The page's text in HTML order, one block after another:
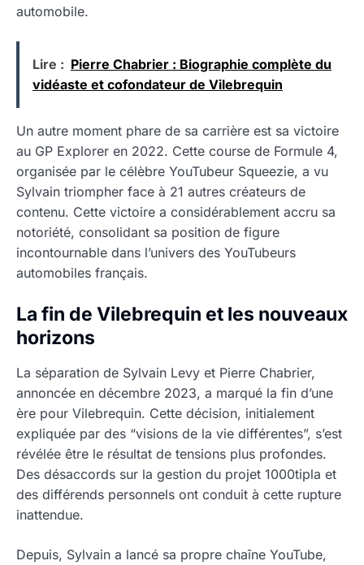
automobile.
Lire : Pierre Chabrier : Biographie complète du
vidéaste et cofondateur de Vilebrequin
Un autre moment phare de sa carrière est sa victoire
au GP Explorer en 2022. Cette course de Formule 4,
organisée par le célèbre YouTubeur Squeezie, a vu
Sylvain triompher face à 21 autres créateurs de
contenu. Cette victoire a considérablement accru sa
notoriété, consolidant sa position de figure
incontournable dans l’univers des YouTubeurs
automobiles français.
La fin de Vilebrequin et les nouveaux
horizons
La séparation de Sylvain Levy et Pierre Chabrier,
annoncée en décembre 2023, a marqué la fin d’une
ère pour Vilebrequin. Cette décision, initialement
expliquée par des “visions de la vie différentes”, s’est
révélée être le résultat de tensions plus profondes.
Des désaccords sur la gestion du projet 1000tipla et
des différends personnels ont conduit à cette rupture
inattendue.
Depuis, Sylvain a lancé sa propre chaîne YouTube,